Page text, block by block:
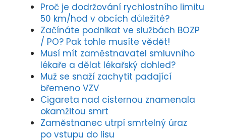
Proč je dodržování rychlostního limitu
50 km/hod v obcích důležité?
Začínáte podnikat ve službách BOZP
/ PO? Pak tohle musíte vědět!
Musí mít zaměstnavatel smluvního
lékaře a dělat lékařský dohled?
Muž se snaží zachytit padající
břemeno VZV
Cigareta nad cisternou znamenala
okamžitou smrt
Zaměstnanec utrpí smrtelný úraz
po vstupu do lisu